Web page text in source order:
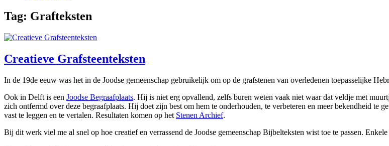
Tag: Grafteksten
Creatieve Grafsteenteksten
In de 19de eeuw was het in de Joodse gemeenschap gebruikelijk om op de grafstenen van overledenen toepasselijke
Ook in Delft is een Joodse Begraafplaats. Hij is niet erg opvallend, zelfs buren weten vaak niet waar dat veldje met
zich ontfermd over deze begraafplaats. Hij doet zijn best om hem te onderhouden, te verbeteren en meer bekendheid te
vast te leggen en te vertalen. Resultaten komen op het Stenen Archief.
Bij dit werk viel me al snel op hoe creatief en verrassend de Joodse gemeenschap Bijbelteksten wist toe te passen.